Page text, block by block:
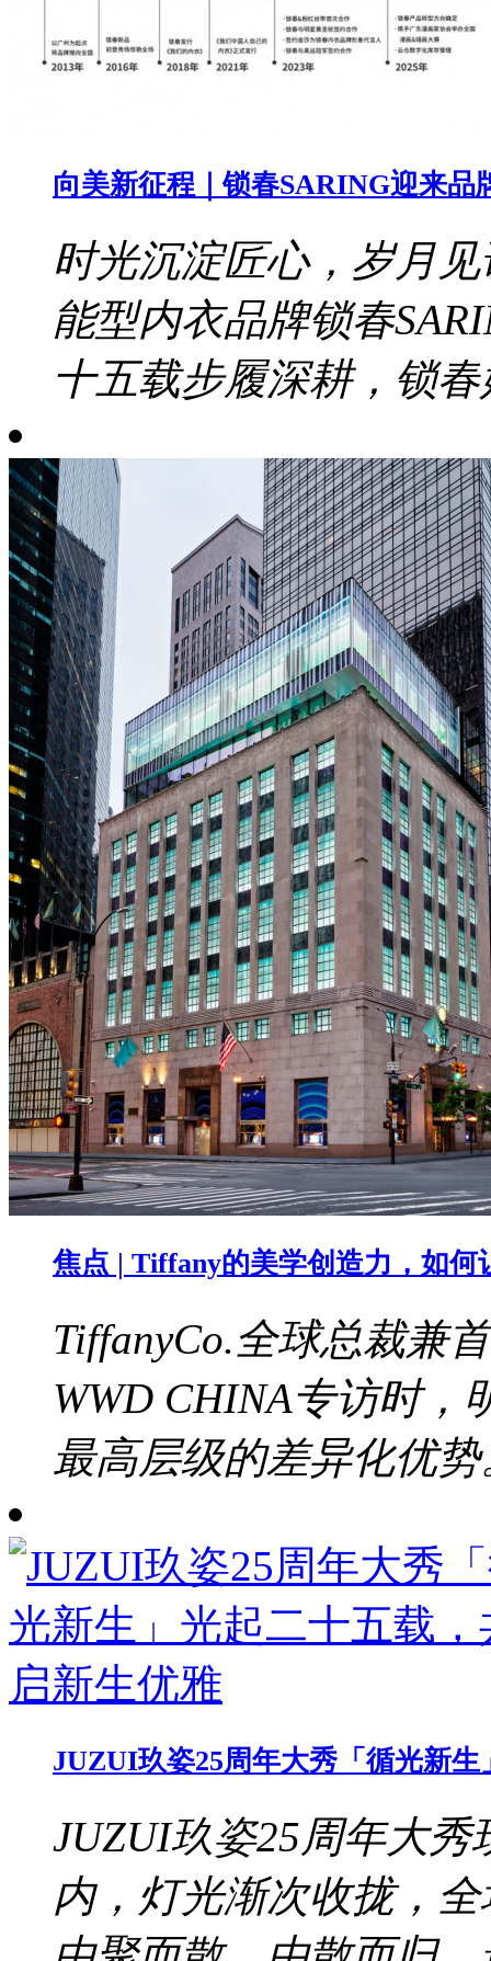
向美新征程｜锁春SARING迎来品
时光沉淀匠心，岁月
能型内衣品牌锁春
十五载步履深耕，锁
焦点 | Tiffany的美学创造力，如何
TiffanyCo.全球总裁兼
WWD CHINA专访时
最高层级的差异化优势
JUZUI玖姿25周年大秀「循光新
JUZUI玖姿25周年大秀
内，灯光渐次收拢，